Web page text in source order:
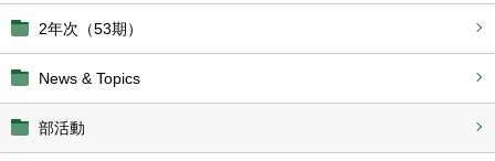
2年次（53期）
News & Topics
部活動